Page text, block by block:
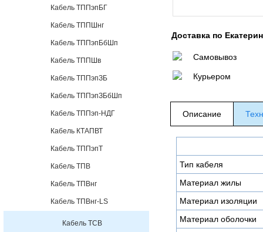
Кабель ТППэпБГ
Кабель ТППШнг
Кабель ТППэпБбШп
Кабель ТППШв
Кабель ТППэпЗБ
Кабель ТППэпЗБбШп
Кабель ТППэп-НДГ
Кабель КТАПВТ
Кабель ТППэпТ
Кабель ТПВ
Кабель ТПВнг
Кабель ТПВнг-LS
Кабель ТСВ
Доставка по
Самовывоз
Курьером
Описание
Тип кабеля
Материал жилы
Материал изоляции
Материал оболочки